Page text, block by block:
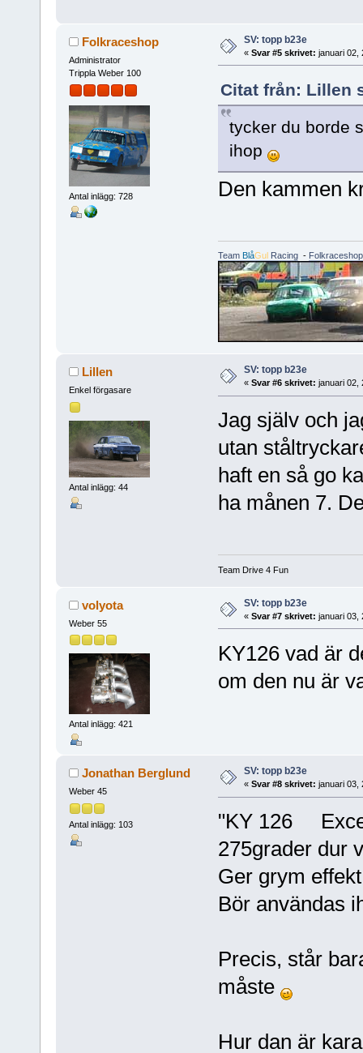
Folkraceshop
Administrator
Trippla Weber 100
Antal inlägg: 728
SV: topp b23e
« Svar #5 skrivet: januari 02,
Citat från: Lillen
tycker du borde
ihop
Den kammen
Team BlåGul Racing- Folkraceshop
Lillen
Enkel förgasare
Antal inlägg: 44
SV: topp b23e
« Svar #6 skrivet: januari 02,
Jag själv och
utan
haft en så go
ha månen 7.
Team Drive 4 Fun
volyota
Weber 55
Antal inlägg: 421
SV: topp b23e
« Svar #7 skrivet: januari 03,
KY126 vad är
om den nu är
Jonathan Berglund
Weber 45
Antal inlägg: 103
SV: topp b23e
« Svar #8 skrivet: januari 03,
"KY 126
275grader dur
Ger grym
Bör användas
Precis, står
måste
Hur dan är